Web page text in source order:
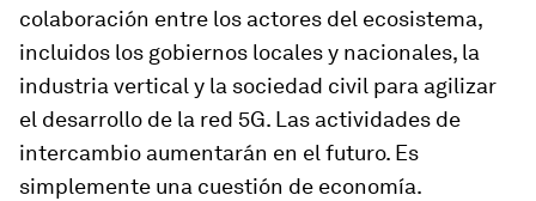
colaboración entre los actores del ecosistema,
incluidos los gobiernos locales y nacionales, la
industria vertical y la sociedad civil para agilizar
el desarrollo de la red 5G. Las actividades de
intercambio aumentarán en el futuro. Es
simplemente una cuestión de economía.